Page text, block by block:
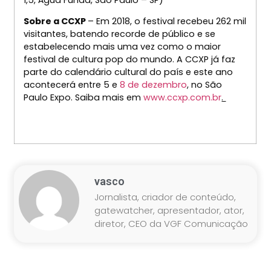
Sobre a CCXP – Em 2018, o festival recebeu 262 mil
visitantes, batendo recorde de público e se
estabelecendo mais uma vez como o maior
festival de cultura pop do mundo. A CCXP já faz
parte do calendário cultural do país e este ano
acontecerá entre 5 e8 de dezembro, no São
Paulo Expo. Saiba mais em www.ccxp.com.br.
vasco
Jornalista, criador de conteúdo,
gatewatcher, apresentador, ator,
diretor, CEO da VGF Comunicação